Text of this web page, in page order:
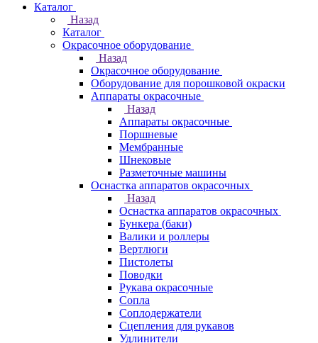
Каталог
Назад
Каталог
Окрасочное оборудование
Назад
Окрасочное оборудование
Оборудование для порошковой окраски
Аппараты окрасочные
Назад
Аппараты окрасочные
Поршневые
Мембранные
Шнековые
Разметочные машины
Оснастка аппаратов окрасочных
Назад
Оснастка аппаратов окрасочных
Бункера (баки)
Валики и роллеры
Вертлюги
Пистолеты
Поводки
Рукава окрасочные
Сопла
Соплодержатели
Сцепления для рукавов
Удлинители